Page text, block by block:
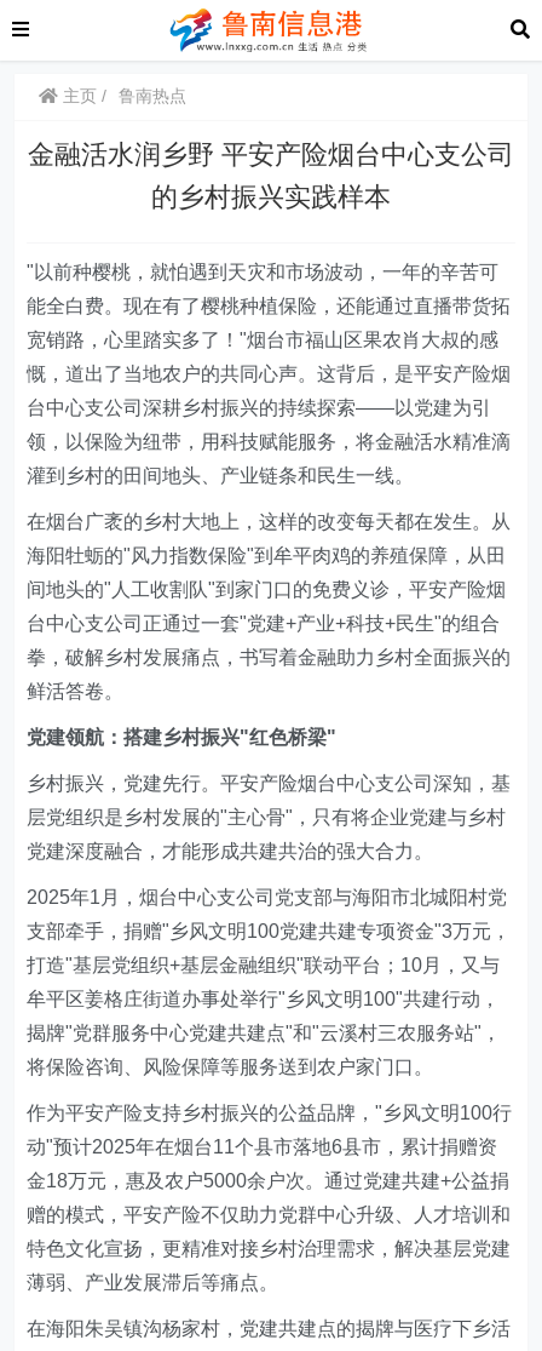
主页 鲁南热点
金融活水润乡野 平安产险烟台中心支公司
的乡村振兴实践样本
"以前种樱桃，就怕遇到天灾和市场波动，一年的辛苦可
能全白费。现在有了樱桃种植保险，还能通过直播带货拓
宽销路，心里踏实多了！"烟台市福山区果农肖大叔的感
慨，道出了当地农户的共同心声。这背后，是平安产险烟
台中心支公司深耕乡村振兴的持续探索——以党建为引
领，以保险为纽带，用科技赋能服务，将金融活水精准滴
灌到乡村的田间地头、产业链条和民生一线。
在烟台广袤的乡村大地上，这样的改变每天都在发生。从
海阳牡蛎的"风力指数保险"到牟平肉鸡的养殖保障，从田
间地头的"人工收割队"到家门口的免费义诊，平安产险烟
台中心支公司正通过一套"党建+产业+科技+民生"的组合
拳，破解乡村发展痛点，书写着金融助力乡村全面振兴的
鲜活答卷。
党建领航：搭建乡村振兴"红色桥梁"
乡村振兴，党建先行。平安产险烟台中心支公司深知，基
层党组织是乡村发展的"主心骨"，只有将企业党建与乡村
党建深度融合，才能形成共建共治的强大合力。
2025年1月，烟台中心支公司党支部与海阳市北城阳村党
支部牵手，捐赠"乡风文明100党建共建专项资金"3万元，
打造"基层党组织+基层金融组织"联动平台；10月，又与
牟平区姜格庄街道办事处举行"乡风文明100"共建行动，
揭牌"党群服务中心党建共建点"和"云溪村三农服务站"，
将保险咨询、风险保障等服务送到农户家门口。
作为平安产险支持乡村振兴的公益品牌，"乡风文明100行
动"预计2025年在烟台11个县市落地6县市，累计捐赠资
金18万元，惠及农户5000余户次。通过党建共建+公益捐
赠的模式，平安产险不仅助力党群中心升级、人才培训和
特色文化宣扬，更精准对接乡村治理需求，解决基层党建
薄弱、产业发展滞后等痛点。
在海阳朱吴镇沟杨家村，党建共建点的揭牌与医疗下乡活